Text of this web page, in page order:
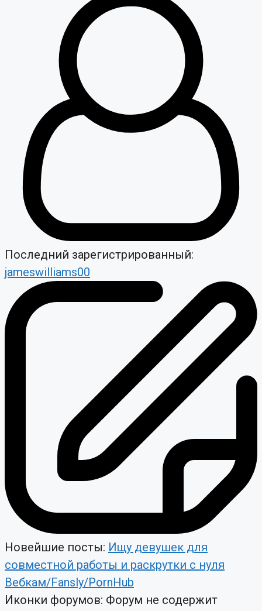
Последний зарегистрированный:
jameswilliams00
Новейшие посты: Ищу девушек для
совместной работы и раскрутки с нуля
Вебкам/Fansly/PornHub
Иконки форумов: Форум не содержит